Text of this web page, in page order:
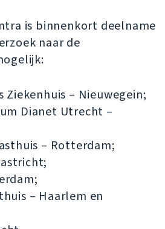
is binnenkort deelname
naar de
Ziekenhuis – Nieuwegein;
Dianet Utrecht –
– Rotterdam;
– Haarlem en